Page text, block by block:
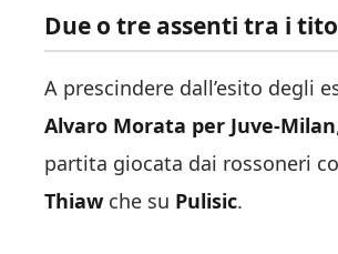
Due o tre assenti tra i
A prescindere dall’esito degli
Alvaro Morata per Juve-Milan
partita giocata dai rossoneri
Thiaw che su Pulisic.